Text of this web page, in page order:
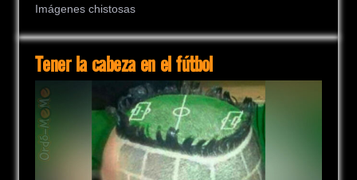
Imágenes chistosas
Tener la cabeza en el fútbol